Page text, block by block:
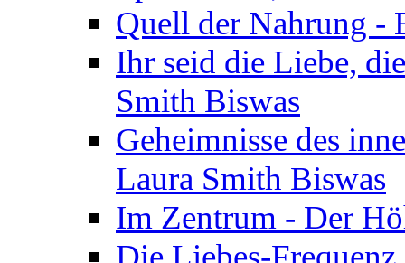
Quell der Nahrung -
Ihr seid die Liebe,
Smith Biswas
Geheimnisse des
Laura Smith Biswas
Im Zentrum - Der